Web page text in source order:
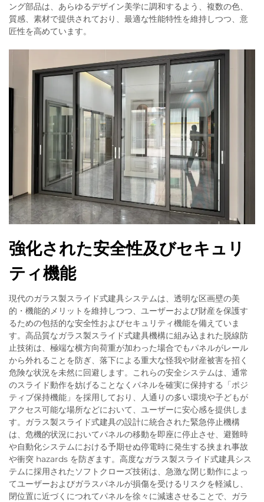
ング部品は、あらゆるデザイン美学に調和するよう、複数の色、
質感、素材で提供されており、最適な性能特性を維持しつつ、意
匠性を高めています。
強化された安全性及びセキュリ
ティ機能
現代のガラス製スライド式建具システムは、透明な区画壁の美
的・機能的メリットを維持しつつ、ユーザーおよび財産を保護す
るための包括的な安全性およびセキュリティ機能を備えていま
す。高品質なガラス製スライド式建具機構に組み込まれた脱線防
止技術は、極端な横方向荷重が加わった場合でもパネルがレール
から外れることを防ぎ、落下による重大な怪我や財産被害を招く
危険な状況を未然に回避します。これらの安全システムは、通常
のスライド動作を妨げることなくパネルを確実に保持する「ポジ
ティブ保持機能」を採用しており、人通りの多い環境や子どもが
アクセス可能な場所などにおいて、ユーザーに安心感を提供しま
す。ガラス製スライド式建具の設計に統合された緊急停止機構
は、危機的状況においてパネルの移動を即座に停止させ、避難時
や自動化システムにおける予期せぬ停電時に発生する挟まれ事故
や衝突 hazards を防ぎます。高度なガラス製スライド式建具シス
テムに採用されたソフトクローズ技術は、急激な閉じ動作によっ
てユーザーおよびガラスパネルが損傷を受けるリスクを軽減し、
閉位置に近づくにつれてパネルを徐々に減速させることで、ガラ